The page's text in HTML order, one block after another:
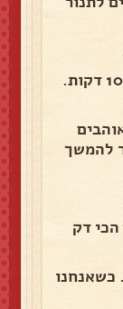
להכניס את הבצק לתנור אפיה 10 דקות.
להמשך
דק
כשאנחנו